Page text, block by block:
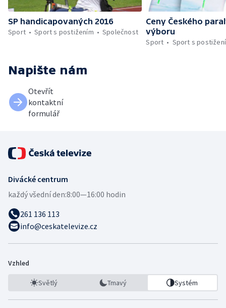
SP handicapovaných 2016
Sport
Sport s postižením Společnost
Ceny Českého
výboru
Sport
Sport s
Napište nám
Otevřít
kontaktní
formulář
Divácké centrum
každý všední den:8:00—16:00 hodin
261 136 113
info@ceskatelevize.cz
Vzhled
Světlý Tmavý Systém